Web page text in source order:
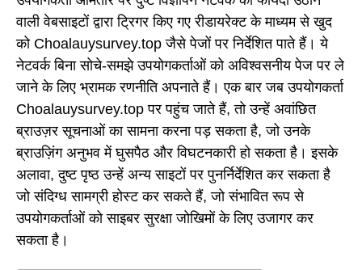
वाली वेबसाइटों द्वारा ट्रिगर किए गए रीडायरेक्ट के माध्यम से खुद
को Choalauysurvey.top जैसे पेजों पर निर्देशित पाते हैं। ये
नेटवर्क बिना सोचे-समझे उपयोगकर्ताओं को अविश्वसनीय पेज पर ले
जाने के लिए भ्रामक रणनीति अपनाते हैं। एक बार जब उपयोगकर्ता
Choalauysurvey.top पर पहुंच जाते हैं, तो उन्हें अवांछित
ब्राउज़र सूचनाओं का सामना करना पड़ सकता है, जो उनके
ब्राउज़िंग अनुभव में घुसपैठ और विघटनकारी हो सकता है। इसके
अलावा, दुष्ट पृष्ठ उन्हें अन्य साइटों पर पुनर्निर्देशित कर सकता है
जो संदिग्ध सामग्री होस्ट कर सकते हैं, जो संभावित रूप से
उपयोगकर्ताओं को साइबर सुरक्षा जोखिमों के लिए उजागर कर
सकता है।